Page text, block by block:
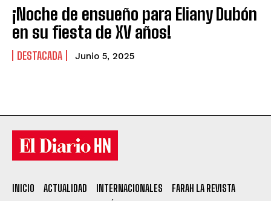
¡Noche de ensueño para Eliany Dubón
en su fiesta de XV años!
DESTACADA Junio 5, 2025
INICIO ACTUALIDAD INTERNACIONALES
FARAH LA REVISTA